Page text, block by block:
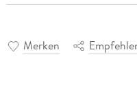
Merken